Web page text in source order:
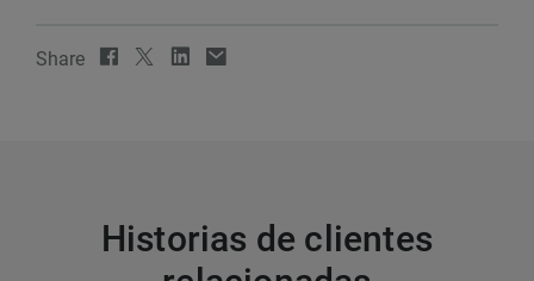
Share
Historias de clientes